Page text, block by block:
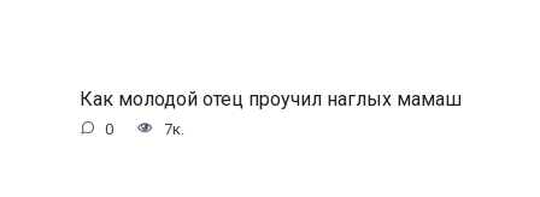
Как молодой отец проучил наглых мамаш
0 7к.